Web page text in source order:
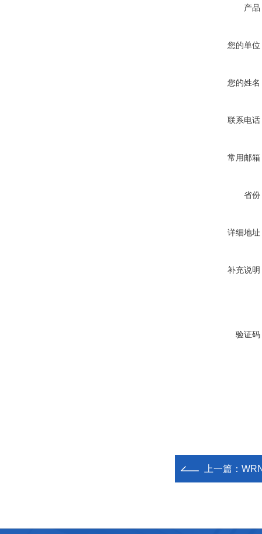
产品
您的单位
您的姓名
联系电话
常用邮箱
省份
详细地址
补充说明
验证码
上一篇：